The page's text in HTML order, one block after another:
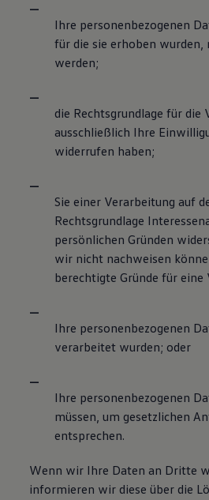
Ihre personenbezogenen
für die sie erhoben
werden;
die Rechtsgrundlage für die
ausschließlich Ihre
widerrufen haben;
Sie einer Verarbeitung auf
Rechtsgrundlage
persönlichen Gründen
wir nicht nachweisen
berechtigte Gründe für
Ihre personenbezogenen
verarbeitet wurden; oder
Ihre personenbezogenen
müssen, um gesetzlichen
entsprechen.
Wenn wir Ihre Daten an Dritte
informieren wir diese über die